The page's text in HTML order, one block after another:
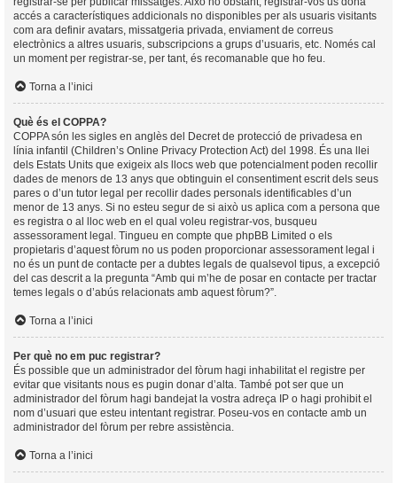
accés a característiques addicionals no disponibles per als usuaris visitants
com ara definir avatars, missatgeria privada, enviament de correus
electrònics a altres usuaris, subscripcions a grups d’usuaris, etc. Només cal
un moment per registrar-se, per tant, és recomanable que ho feu.
Torna a l’inici
Què és el COPPA?
COPPA són les sigles en anglès del Decret de protecció de privadesa en
línia infantil (Children’s Online Privacy Protection Act) del 1998. És una llei
dels Estats Units que exigeix als llocs web que potencialment poden recollir
dades de menors de 13 anys que obtinguin el consentiment escrit dels seus
pares o d’un tutor legal per recollir dades personals identificables d’un
menor de 13 anys. Si no esteu segur de si això us aplica com a persona que
es registra o al lloc web en el qual voleu registrar-vos, busqueu
assessorament legal. Tingueu en compte que phpBB Limited o els
propietaris d’aquest fòrum no us poden proporcionar assessorament legal i
no és un punt de contacte per a dubtes legals de qualsevol tipus, a excepció
del cas descrit a la pregunta “Amb qui m’he de posar en contacte per tractar
temes legals o d’abús relacionats amb aquest fòrum?”.
Torna a l’inici
Per què no em puc registrar?
És possible que un administrador del fòrum hagi inhabilitat el registre per
evitar que visitants nous es pugin donar d’alta. També pot ser que un
administrador del fòrum hagi bandejat la vostra adreça IP o hagi prohibit el
nom d’usuari que esteu intentant registrar. Poseu-vos en contacte amb un
administrador del fòrum per rebre assistència.
Torna a l’inici